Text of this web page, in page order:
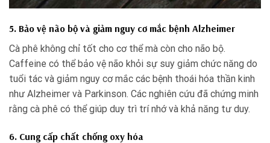
5. Bảo vệ não bộ và giảm nguy cơ mắc bệnh Alzheimer
Cà phê không chỉ tốt cho cơ thể mà còn cho não bộ.
Caffeine có thể bảo vệ não khỏi sự suy giảm chức năng do
tuổi tác và giảm nguy cơ mắc các bệnh thoái hóa thần kinh
như Alzheimer và Parkinson. Các nghiên cứu đã chứng minh
rằng cà phê có thể giúp duy trì trí nhớ và khả năng tư duy.
6. Cung cấp chất chống oxy hóa